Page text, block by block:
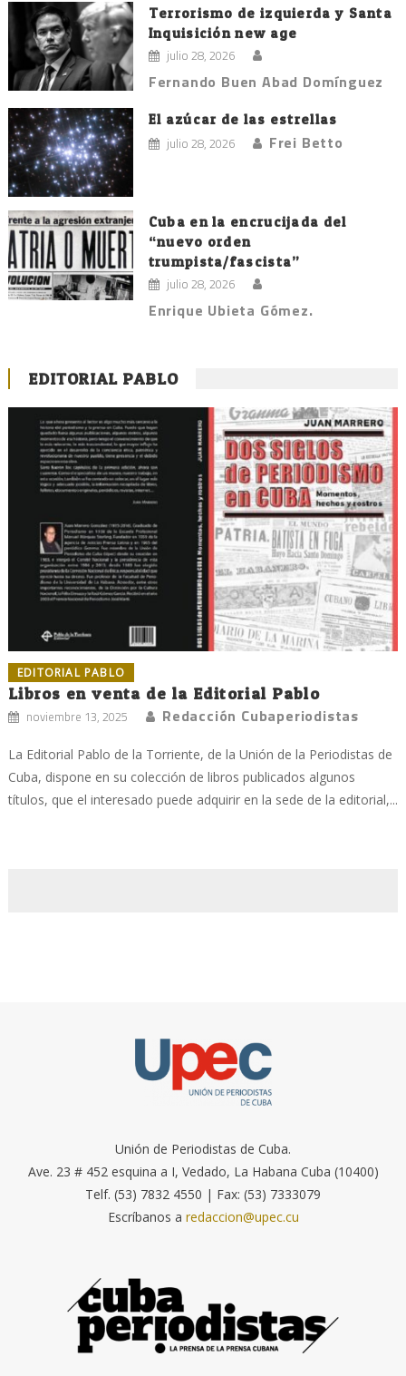
Terrorismo de izquierda y Santa
Inquisición new age
julio 28, 2026
Fernando Buen Abad Domínguez
El azúcar de las estrellas
julio 28, 2026 Frei Betto
Cuba en la encrucijada del
“nuevo orden
trumpista/fascista”
julio 28, 2026
Enrique Ubieta Gómez.
EDITORIAL PABLO
EDITORIAL PABLO
Libros en venta de la Editorial Pablo
noviembre 13, 2025 Redacción Cubaperiodistas
La Editorial Pablo de la Torriente, de la Unión de la Periodistas de
Cuba, dispone en su colección de libros publicados algunos
títulos, que el interesado puede adquirir en la sede de la editorial,...
Unión de Periodistas de Cuba.
Ave. 23 # 452 esquina a I, Vedado, La Habana Cuba (10400)
Telf. (53) 7832 4550 | Fax: (53) 7333079
Escríbanos a redaccion@upec.cu